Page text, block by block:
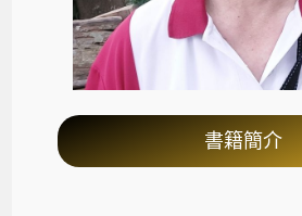
書籍簡介